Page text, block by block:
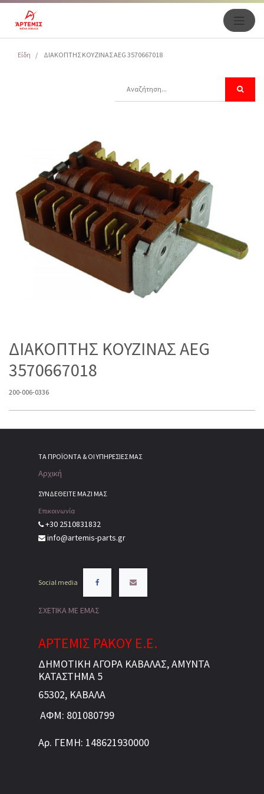
Είδη ΔΙΑΚΟΠΤΗΣ ΚΟΥΖΙΝΑΣ AEG 3570667018
ΔΙΑΚΟΠΤΗΣ ΚΟΥΖΙΝΑΣ AEG
3570667018
200-006-0336
ΤΑ ΠΡΟΪΌΝΤΑ & ΟΙ ΥΠΗΡΕΣΊΕΣ ΜΑΣ
Αρχική
ΣΥΝΔΕΘΕΙΤΕ ΜΑΖΙ ΜΑΣ
Επικοινωνία
+30 2510831832
info@artemis-parts.gr
Social media
ΣΧΕΤΙΚΑ ΜΕ ΕΜΑΣ
ΑΡΤΕΜΙΣ ΡΑΚΟΥ Ε.Ε.
ΔΗΜΟΤΙΚΗ ΑΓΟΡΑ ΚΑΒΑΛΑΣ, ΑΜΥΝΤΑ
ΚΑΤΑΣΤΗΜΑ 5
65302, ΚΑΒΑΛΑ
ΑΦΜ: 801080799
Αρ. ΓΕΜΗ: 148621930000